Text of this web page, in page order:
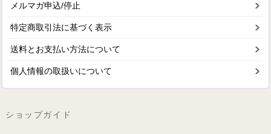
メルマガ申込/停止
特定商取引法に基づく表示
送料とお支払い方法について
個人情報の取扱いについて
ショップガイド